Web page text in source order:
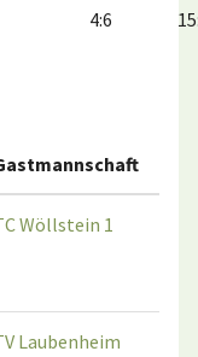
4:6
Wöllstein 1
Laubenheim